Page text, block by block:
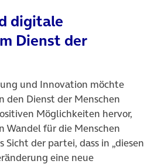
digitale
Dienst der
und Innovation möchte
den Dienst der Menschen
Möglichkeiten hervor,
Wandel für die Menschen
Sicht der partei, dass in „diesen
eine neue